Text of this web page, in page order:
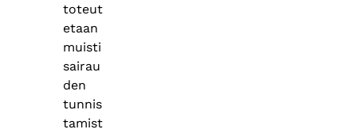
toteut
etaan
muisti
sairau
den
tunnis
tamist